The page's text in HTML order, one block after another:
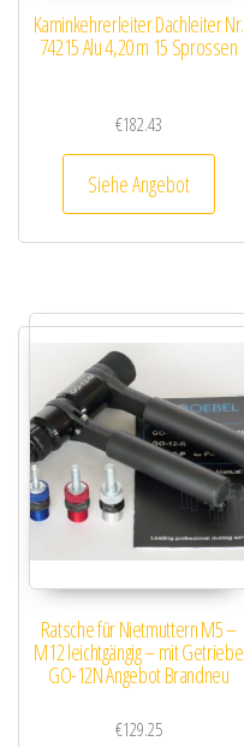
Kaminkehrerleiter Dachleiter Nr.
74215 Alu 4,20 m 15 Sprossen
€182.43
Siehe Angebot
Ratsche für Nietmuttern M5 –
M12 leichtgängig – mit Getriebe
GO-12N Angebot Brandneu
€129.25